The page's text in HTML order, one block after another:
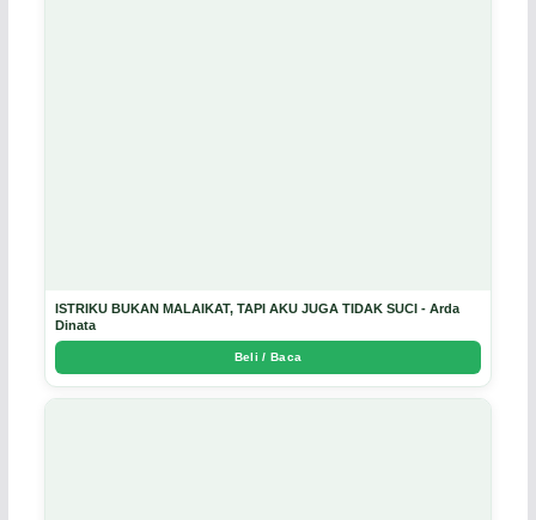
ISTRIKU BUKAN MALAIKAT, TAPI AKU JUGA TIDAK SUCI - Arda
Dinata
Beli / Baca